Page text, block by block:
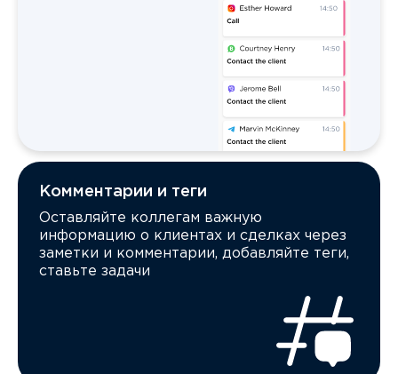
Комментарии и теги
Оставляйте коллегам важную
информацию о клиентах и сделках через
заметки и комментарии, добавляйте теги,
ставьте задачи